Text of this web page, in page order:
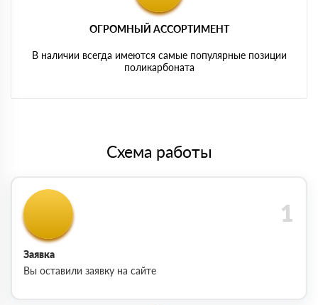
ОГРОМНЫЙ АССОРТИМЕНТ
В наличии всегда имеются самые популярные позиции
поликарбоната
Схема работы
Заявка
Вы оставили заявку на сайте